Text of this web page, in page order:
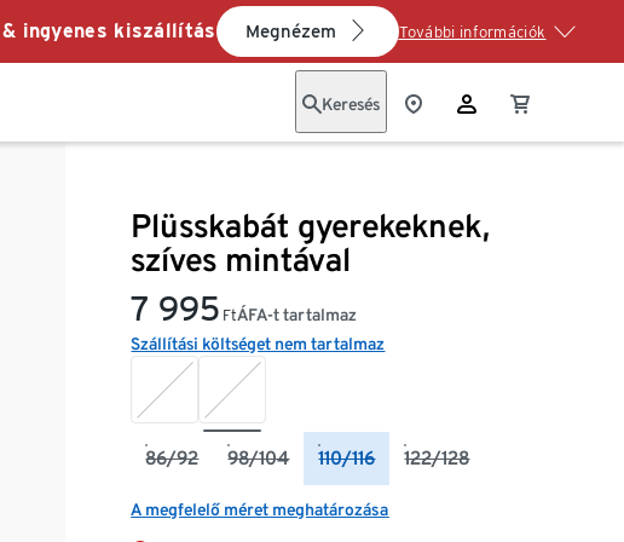
ingyenes kiszállítás Megnézem További információk
Keresés
Plüsskabát gyerekeknek,
szíves mintával
7 995 FtÁFA-t tartalmaz
Szállítási költséget nem tartalmaz
86/92 98/104 110/116 122/128
A megfelelő méret meghatározása